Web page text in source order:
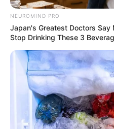
NEUROMIND PRO
Japan's Greatest Doctors
Stop Drinking These 3